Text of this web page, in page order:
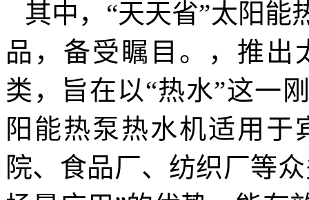
其中，“天天省”太阳能
品，备受瞩目。，推出
类，旨在以“热水”这一
阳能热泵热水机适用
院、食品厂、纺织厂等